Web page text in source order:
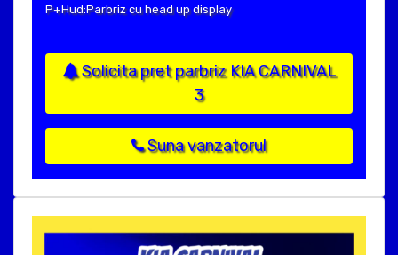
P+Hud:Parbriz cu head up display
Solicita pret parbriz KIA CARNIVAL
3
Suna vanzatorul